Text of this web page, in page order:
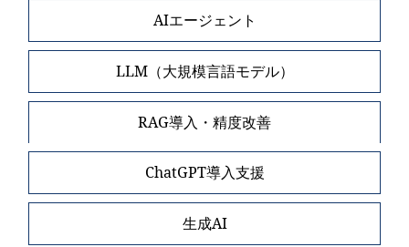
AIエージェント
LLM（大規模言語モデル）
RAG導入・精度改善
ChatGPT導入支援
生成AI